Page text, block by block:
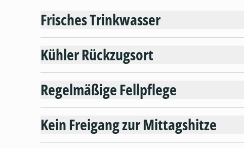
Frisches Trinkwasser
Kühler Rückzugsort
Regelmäßige Fellpflege
Kein Freigang zur Mittagshitze